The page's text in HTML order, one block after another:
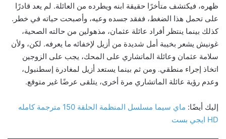
ظهره، فيكتشف متأخرًا حقيقة ابنه ويطرده من العائلة. لم يعد قادرًا
على تحمل هذا الضغط، ففقد جسده وعيه، وأصبحت حياته في خطر.
كذلك بينما ينتظر أفراد عائلة عثمان، مذهولين من حالته الصحية،
غونيش يشعر بخيبة أمل شديدة من أزيل لإخفائه ما يعرفه. لكن، ولأن
سلامة عثمان وعائلة الماتشاري على المحك، يجب على الزوجين
اتخاذ إجراء منطقي. ومن ثم بينما يستعد أزيل لمغادرة إسطنبول،
وعدم رؤية عائلة الماتشاري مرة أخرى، يتلقى عرضًا غير متوقع.
إليك أيضًا:
ماي سيما مسلسل المنظمة الحلقة 150 مترجمة كامله
HD ايجي بست